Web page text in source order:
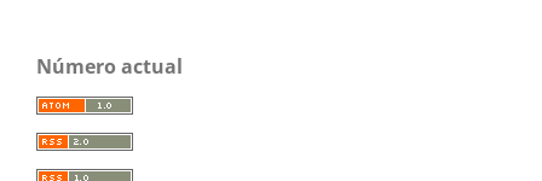
Número actual